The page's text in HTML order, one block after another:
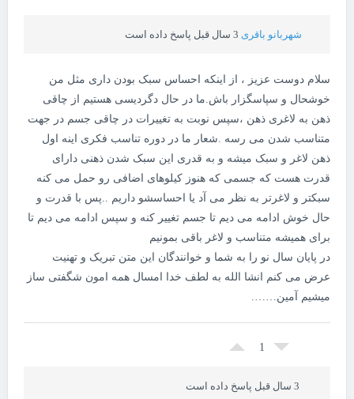
شهربانو باقری
سلام دوست عزیز ، از اینکه احساس سبک بودن داری مثل من
خوشحال و سپاسگزار باش.ما در حال دگردیسی هستیم از چاقی
ذهن به لاغری ذهن ،سپس نوبت به تغییرات در چاقی جسم در جهت
متناسب شدن می رسه .شعار ما در دوره تناسب فکری اینه اول
ذهن لاغر و سبک میشه و به قدری این سبک شدن ذهنی دارای
قدرت هست که جسمی که هنوز کیلوهای اضافی رو حمل می کنه
سبکتر و لاغرتر به نظر می آد یا احساسشو داریم ..پس با قدرت و
حال خوش ادامه می دیم تا جسم تغییر کنه و سپس ادامه می دیم تا
برای همیشه متناسب و لاغر باقی بمونیم
در پایان سال نو را به شما و خوانندگان این متن تبریک و تهنیت
عرض می کنم انشا الله به لطف خدا امسال همه امون شگفتی ساز
میشیم آمین…….
1